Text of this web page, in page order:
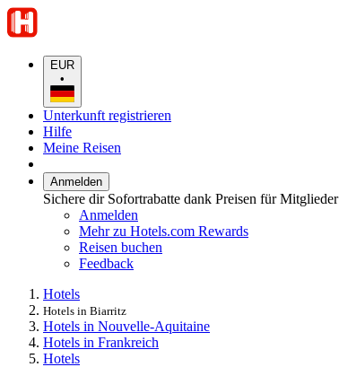
EUR
•
Unterkunft registrieren
Hilfe
Meine Reisen
Anmelden
Sichere dir Sofortrabatte dank Preisen für Mitglieder
Anmelden
Mehr zu Hotels.com Rewards
Reisen buchen
Feedback
Hotels
Hotels in Biarritz
Hotels in Nouvelle-Aquitaine
Hotels in Frankreich
Hotels